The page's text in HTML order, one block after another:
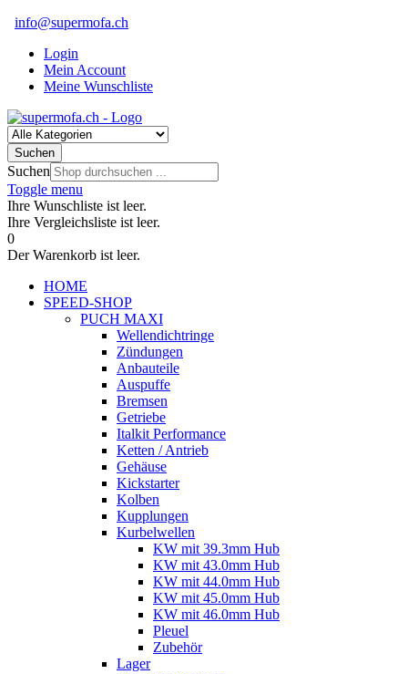
info@supermofa.ch
Login
Mein Account
Meine Wunschliste
Suchen
Suchen
Toggle menu
Ihre Wunschliste ist leer.
Ihre Vergleichsliste ist leer.
0
Der Warenkorb ist leer.
HOME
SPEED-SHOP
PUCH MAXI
Wellendichtringe
Zündungen
Anbauteile
Auspuffe
Bremsen
Getriebe
Italkit Performance
Ketten / Antrieb
Gehäuse
Kickstarter
Kolben
Kupplungen
Kurbelwellen
KW mit 39.3mm Hub
KW mit 43.0mm Hub
KW mit 44.0mm Hub
KW mit 45.0mm Hub
KW mit 46.0mm Hub
Pleuel
Zubehör
Lager